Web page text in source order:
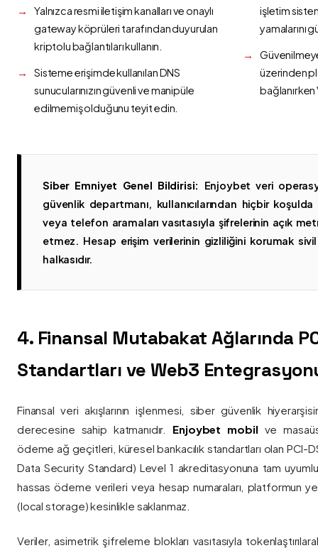
Yalnızca resmi iletişim kanalları ve onaylı
gateway köprüleri tarafından duyurulan
kriptolu bağlantıları kullanın.
Sisteme erişimde kullanılan DNS
sunucularınızın güvenli ve manipüle
edilmemiş olduğunu teyit edin.
işletim
yamalarını
üzerinden
bağlanırken
Siber Emniyet Genel Bildirisi:
Enjoybet veri
güvenlik departmanı, kullanıcılarından hiçbir
veya telefon aramaları vasıtasıyla şifrelerinin açık
etmez. Hesap erişim verilerinin gizliliğini korumak
halkasıdır.
4. Finansal Mutabakat Ağlarında
Standartları ve Web3
Finansal veri akışlarının işlenmesi, siber güvenlik
derecesine sahip katmanıdır. Enjoybet mobil ve
ödeme ağ geçitleri, küresel bankacılık standartları olan PCI-
Data Security Standard) Level 1 akreditasyonuna tam
hassas ödeme verileri veya hesap numaraları, platformun
(local storage) kesinlikle saklanmaz.
Veriler, asimetrik şifreleme blokları vasıtasıyla